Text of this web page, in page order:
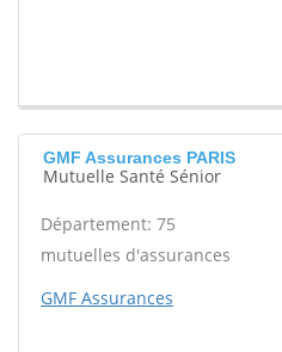
GMF Assurances PARIS
Mutuelle Santé Sénior
Département: 75
mutuelles d'assurances
GMF Assurances